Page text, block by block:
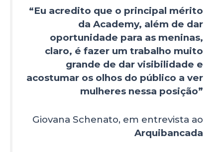
“Eu acredito que o principal mérito
da Academy, além de dar
oportunidade para as meninas,
claro, é fazer um trabalho muito
grande de dar visibilidade e
acostumar os olhos do público a ver
mulheres nessa posição”
Giovana Schenato, em entrevista ao
Arquibancada